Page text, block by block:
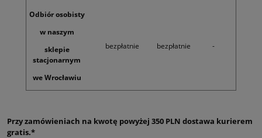
Odbiór osobisty
w naszym
sklepie
stacjonarnym
we Wrocławiu
bezpłatnie bezpłatnie -
Przy zamówieniach na kwotę powyżej 350 PLN dostawa kurierem
gratis.*